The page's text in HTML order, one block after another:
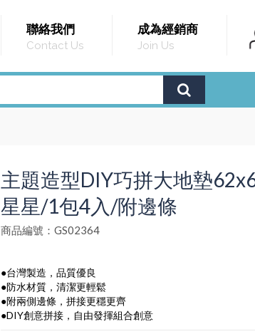
聯絡我們
Contact Us
成為經銷商
Join Us
主題造型DIY巧拼大地墊
星星/1包4入/附邊條
商品編號：GS02364
●台灣製造，品質優良
●防水材質，清潔更輕鬆
●附兩側邊條，拼接更穩更齊
●DIY創意拼接，自由發揮組合創意